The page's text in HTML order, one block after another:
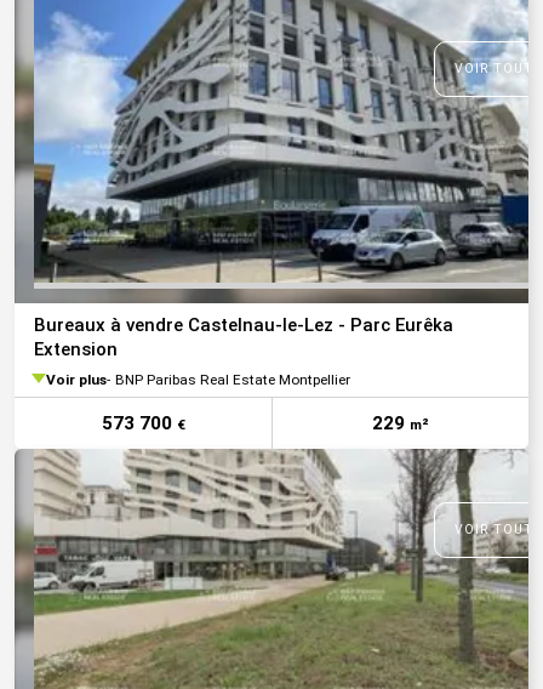
VOIR
Bureaux à vendre Castelnau-le-Lez - Parc Eurêka
Extension
Voir plus BNP Paribas Real Estate Montpellier
573 700 € 229 m²
VOIR